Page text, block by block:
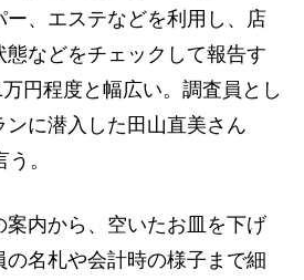
ー、エステなどを利用し、店
態などをチェックして報告す
円程度と幅広い。調査員とし
ンに潜入した田山直美さん
。
案内から、空いたお皿を下げ
の名札や会計時の様子まで細